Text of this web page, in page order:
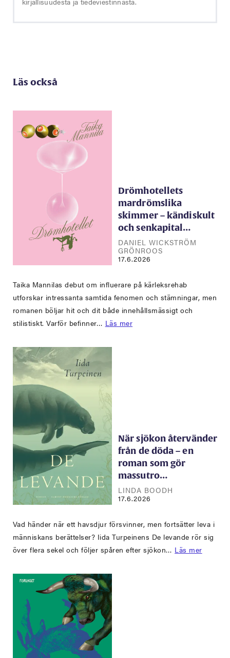
Läs också
Drömhotellets
mardrömslika
skimmer – kändiskult
och senkapital…
DANIEL WICKSTRÖM
GRÖNROOS
17.6.2026
Taika Mannilas debut om influerare på kärleksrehab
utforskar intressanta samtida fenomen och stämningar, men
romanen böljar hit och dit både innehållsmässigt och
stilistiskt. Varför befinner… Läs mer
När sjökon återvänder
från de döda – en
roman som gör
massutro…
LINDA BOODH
17.6.2026
Vad händer när ett havsdjur försvinner, men fortsätter leva i
människans berättelser? Iida Turpeinens De levande rör sig
över flera sekel och följer spåren efter sjökon… Läs mer